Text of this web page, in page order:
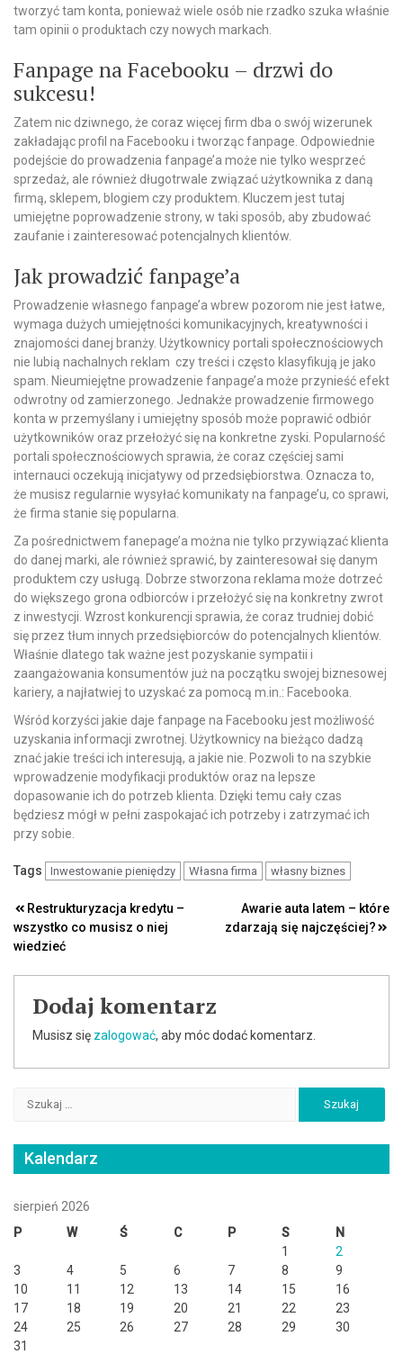
tworzyć tam konta, ponieważ wiele osób nie rzadko szuka właśnie
tam opinii o produktach czy nowych markach.
Fanpage na Facebooku – drzwi do
sukcesu!
Zatem nic dziwnego, że coraz więcej firm dba o swój wizerunek
zakładając profil na Facebooku i tworząc fanpage. Odpowiednie
podejście do prowadzenia fanpage’a może nie tylko wesprzeć
sprzedaż, ale również długotrwale związać użytkownika z daną
firmą, sklepem, blogiem czy produktem. Kluczem jest tutaj
umiejętne poprowadzenie strony, w taki sposób, aby zbudować
zaufanie i zainteresować potencjalnych klientów.
Jak prowadzić fanpage’a
Prowadzenie własnego fanpage’a wbrew pozorom nie jest łatwe,
wymaga dużych umiejętności komunikacyjnych, kreatywności i
znajomości danej branży. Użytkownicy portali społecznościowych
nie lubią nachalnych reklam czy treści i często klasyfikują je jako
spam. Nieumiejętne prowadzenie fanpage’a może przynieść efekt
odwrotny od zamierzonego. Jednakże prowadzenie firmowego
konta w przemyślany i umiejętny sposób może poprawić odbiór
użytkowników oraz przełożyć się na konkretne zyski. Popularność
portali społecznościowych sprawia, że coraz częściej sami
internauci oczekują inicjatywy od przedsiębiorstwa. Oznacza to,
że musisz regularnie wysyłać komunikaty na fanpage’u, co sprawi,
że firma stanie się popularna.
Za pośrednictwem fanepage’a można nie tylko przywiązać klienta
do danej marki, ale również sprawić, by zainteresował się danym
produktem czy usługą. Dobrze stworzona reklama może dotrzeć
do większego grona odbiorców i przełożyć się na konkretny zwrot
z inwestycji. Wzrost konkurencji sprawia, że coraz trudniej dobić
się przez tłum innych przedsiębiorców do potencjalnych klientów.
Właśnie dlatego tak ważne jest pozyskanie sympatii i
zaangażowania konsumentów już na początku swojej biznesowej
kariery, a najłatwiej to uzyskać za pomocą m.in.: Facebooka.
Wśród korzyści jakie daje fanpage na Facebooku jest możliwość
uzyskania informacji zwrotnej. Użytkownicy na bieżąco dadzą
znać jakie treści ich interesują, a jakie nie. Pozwoli to na szybkie
wprowadzenie modyfikacji produktów oraz na lepsze
dopasowanie ich do potrzeb klienta. Dzięki temu cały czas
będziesz mógł w pełni zaspokajać ich potrzeby i zatrzymać ich
przy sobie.
Tags Inwestowanie pieniędzy Własna firma własny biznes
Nawigacja
wpisu
Restrukturyzacja kredytu –
wszystko co musisz o niej
wiedzieć
Awarie auta latem – które
zdarzają się najczęściej?
Dodaj komentarz
Musisz się zalogować, aby móc dodać komentarz.
Kalendarz
sierpień 2026
P
W Ś C P S
N
1
2
3
4 5 6 7 8
9
10
11 12 13 14 15
16
17
18 19 20 21 22
23
24
25 26 27 28 29
30
31